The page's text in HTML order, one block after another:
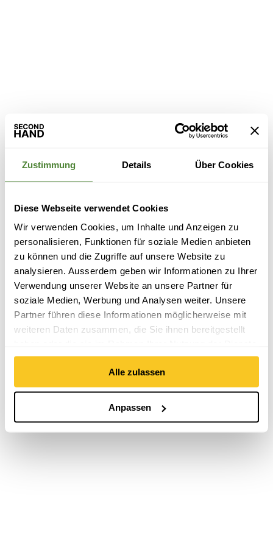
Zustimmung Details Über Cookies
Diese Webseite verwendet Cookies
Wir verwenden Cookies, um Inhalte und Anzeigen zu
personalisieren, Funktionen für soziale Medien anbieten
zu können und die Zugriffe auf unsere Website zu
analysieren. Ausserdem geben wir Informationen zu Ihrer
Verwendung unserer Website an unsere Partner für
soziale Medien, Werbung und Analysen weiter. Unsere
Partner führen diese Informationen möglicherweise mit
weiteren Daten zusammen, die Sie ihnen bereitgestellt
gesammelt haben.
Alle zulassen
Anpassen